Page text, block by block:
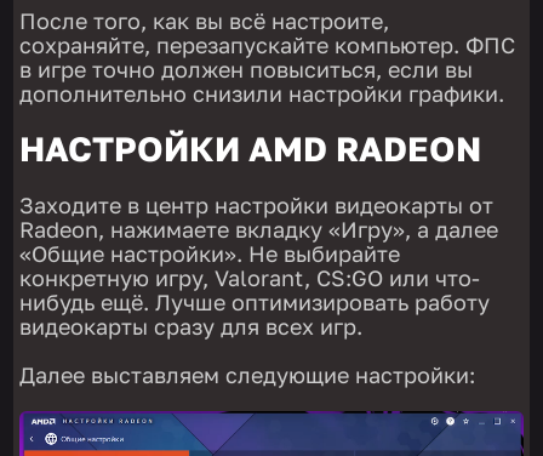
После того, как вы всё настроите,
сохраняйте, перезапускайте компьютер. ФПС
в игре точно должен повыситься, если вы
дополнительно снизили настройки графики.
НАСТРОЙКИ AMD RADEON
Заходите в центр настройки видеокарты от
Radeon, нажимаете вкладку «Игру», а далее
«Общие настройки». Не выбирайте
конкретную игру, Valorant, CS:GO или что-
нибудь ещё. Лучше оптимизировать работу
видеокарты сразу для всех игр.
Далее выставляем следующие настройки: